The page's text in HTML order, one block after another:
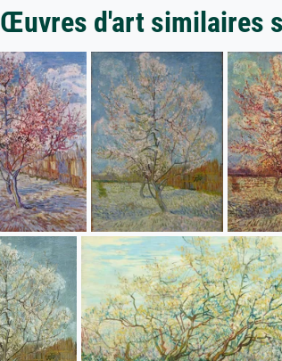
Œuvres d'art similaires